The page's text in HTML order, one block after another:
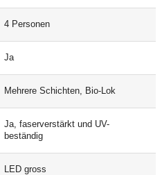
4 Personen
Ja
Mehrere Schichten, Bio-Lok
Ja, faserverstärkt und UV-
beständig
LED gross